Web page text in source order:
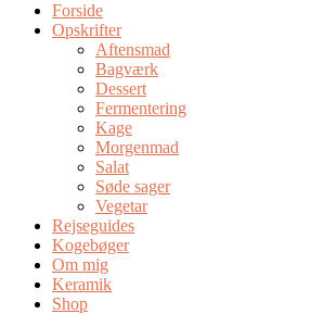
Forside
Opskrifter
Aftensmad
Bagværk
Dessert
Fermentering
Kage
Morgenmad
Salat
Søde sager
Vegetar
Rejseguides
Kogebøger
Om mig
Keramik
Shop